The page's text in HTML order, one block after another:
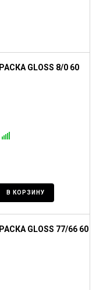
GLOSS 8/0 60
В КОРЗИНУ
GLOSS 77/66 60